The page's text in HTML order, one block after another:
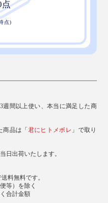
週間以上使い、本当に満足した商
商品は「君にヒトメボレ 」で取り
日出荷いたします。
料無料です。
等）を除く
合計金額